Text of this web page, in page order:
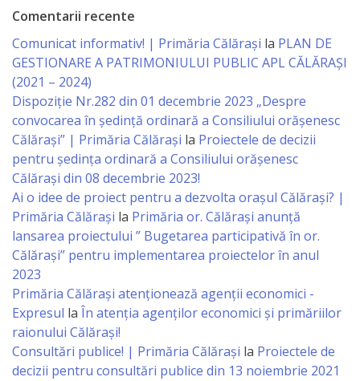
Specialist
în
Construcţii,
Gospodărie
Comunală
şi
Drumuri
Specialist
Problemele
Antreprenoriat,
Business
Comentarii recente
Comunicat informativ! | Primăria Călărași la PLAN DE
GESTIONARE A PATRIMONIULUI PUBLIC APL CĂLĂRAȘI
(2021 – 2024)
Dispoziție Nr.282 din 01 decembrie 2023 „Despre
convocarea în ședință ordinară a Consiliului orășenesc
Călărași” | Primăria Călărași la Proiectele de decizii
pentru ședința ordinară a Consiliului orășenesc
Călărași din 08 decembrie 2023!
Ai o idee de proiect pentru a dezvolta orașul Călărași? |
Primăria Călărași la Primăria or. Călărași anunță
lansarea proiectului ” Bugetarea participativă în or.
Călărași” pentru implementarea proiectelor în anul
2023
Primăria Călăraşi atenţionează agenţii economici -
Expresul la În atenția agenților economici și primăriilor
raionului Călărași!
Consultări publice! | Primăria Călărași la Proiectele de
decizii pentru consultări publice din 13 noiembrie 2021